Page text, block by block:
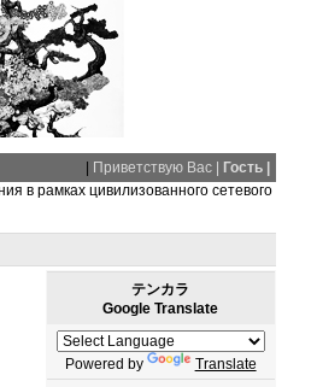
| Приветствую Вас | Гость |
в рамках цивилизованного сетевого
テンカラ
Google Translate
Powered by Translate